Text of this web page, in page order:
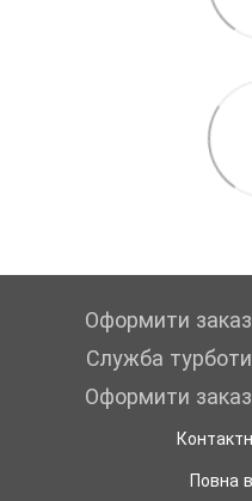
Оформити
Служба
Оформити
Повна